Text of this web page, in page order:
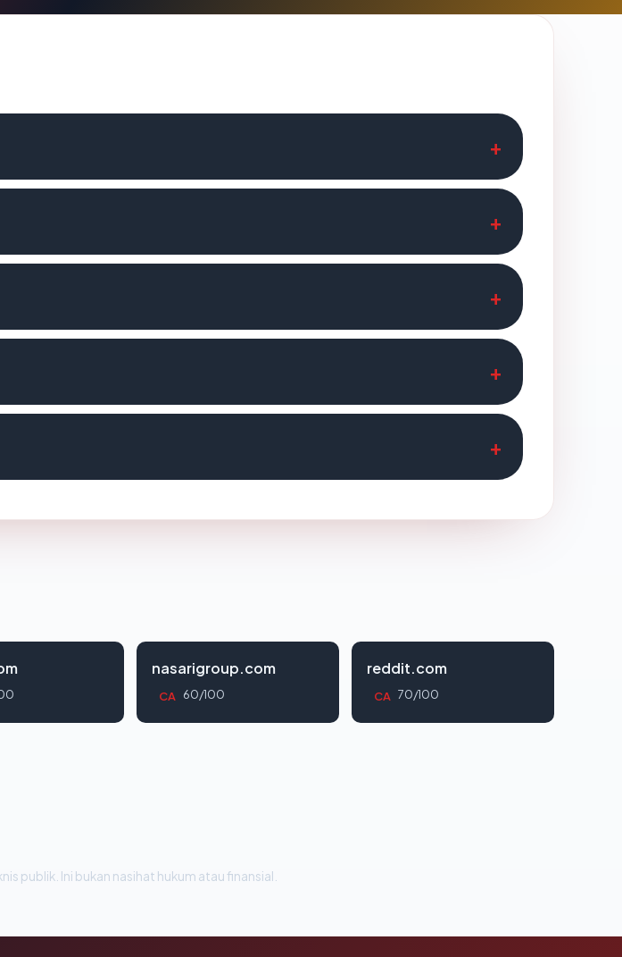
nasarigroup.com
CA 60/100
reddit.com
CA 70/100
publik. Ini bukan nasihat hukum atau finansial.